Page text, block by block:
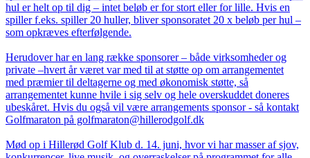
hul er helt op til dig – intet beløb er for stort eller for lille. Hvis en
spiller f.eks. spiller 20 huller, bliver sponsoratet 20 x beløb per hul –
som opkræves efterfølgende.
Herudover har en lang række sponsorer – både virksomheder og
private –hvert år været var med til at støtte op om arrangementet
med præmier til deltagerne og med økonomisk støtte, så
arrangementet kunne hvile i sig selv og hele overskuddet doneres
ubeskåret. Hvis du også vil være arrangements sponsor - så kontakt
Golfmaraton på golfmaraton@hillerodgolf.dk
Mød op i Hillerød Golf Klub d. 14. juni, hvor vi har masser af sjov,